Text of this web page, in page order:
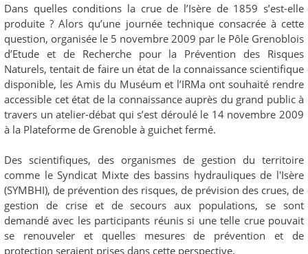
Dans quelles conditions la crue de l’Isère de 1859 s’est-elle
produite ? Alors qu’une journée technique consacrée à cette
question, organisée le 5 novembre 2009 par le Pôle Grenoblois
d’Etude et de Recherche pour la Prévention des Risques
Naturels, tentait de faire un état de la connaissance scientifique
disponible, les Amis du Muséum et l’IRMa ont souhaité rendre
accessible cet état de la connaissance auprès du grand public à
travers un atelier-débat qui s’est déroulé le 14 novembre 2009
à la Plateforme de Grenoble à guichet fermé.
Des scientifiques, des organismes de gestion du territoire
comme le Syndicat Mixte des bassins hydrauliques de l'Isère
(SYMBHI), de prévention des risques, de prévision des crues, de
gestion de crise et de secours aux populations, se sont
demandé avec les participants réunis si une telle crue pouvait
se renouveler et quelles mesures de prévention et de
protection seraient prises dans cette perspective.